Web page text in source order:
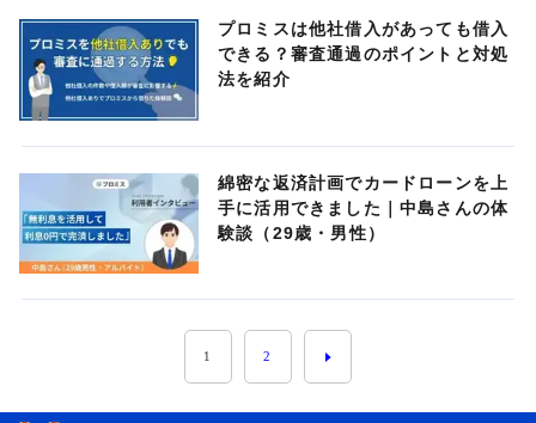
プロミスは他社借入があっても借入
できる？審査通過のポイントと対処
法を紹介
綿密な返済計画でカードローンを上
手に活用できました｜中島さんの体
験談（29歳・男性）
1 2